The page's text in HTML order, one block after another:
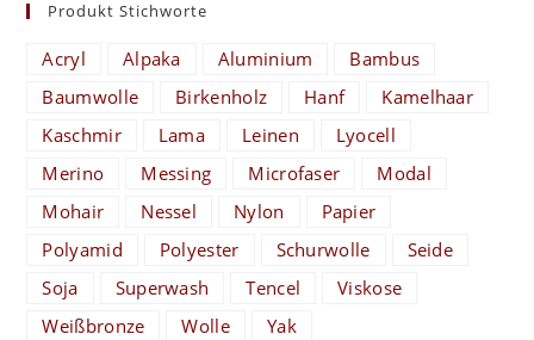
Produkt Stichworte
Acryl Alpaka Aluminium
Bambus
Baumwolle
Birkenholz Hanf
Kamelhaar
Kaschmir
Lama Leinen
Lyocell
Merino
Messing Microfaser
Modal
Mohair
Nessel Nylon
Papier
Polyamid
Polyester Schurwolle
Seide
Soja
Superwash Tencel
Viskose
Weißbronze
Wolle Yak